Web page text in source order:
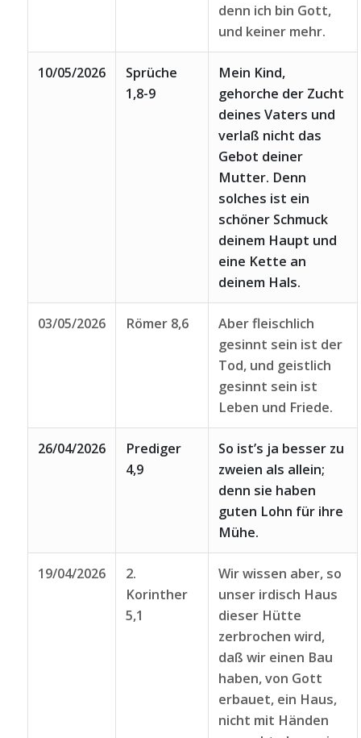
denn ich bin Gott,
und keiner mehr.
10/05/2026
Sprüche
1,8-9
Mein Kind,
gehorche der Zucht
deines Vaters und
verlaß nicht das
Gebot deiner
Mutter. Denn
solches ist ein
schöner Schmuck
deinem Haupt und
eine Kette an
deinem Hals.
03/05/2026 Römer 8,6
Aber fleischlich
gesinnt sein ist der
Tod, und geistlich
gesinnt sein ist
Leben und Friede.
26/04/2026
Prediger
4,9
So ist’s ja besser zu
zweien als allein;
denn sie haben
guten Lohn für ihre
Mühe.
19/04/2026
2.
Korinther
5,1
Wir wissen aber, so
unser irdisch Haus
dieser Hütte
zerbrochen wird,
daß wir einen Bau
haben, von Gott
erbauet, ein Haus,
nicht mit Händen